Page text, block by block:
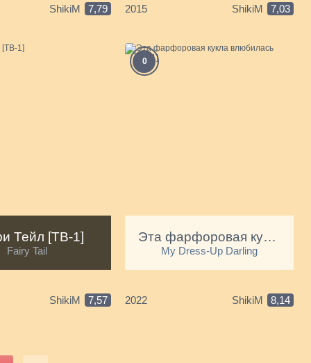
ShikiM 7,79 2015 ShikiM 7,03
Тейл [ТВ-1]
Fairy Tail
ShikiM 7,57
0
Эта фарфоровая кукла влюбилась [ТВ-1]
My Dress-Up Darling
2022 ShikiM 8,14